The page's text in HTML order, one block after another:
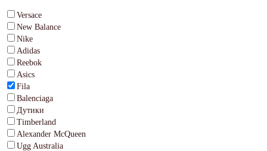
Versace
New Balance
Nike
Adidas
Reebok
Asics
Fila
Balenciaga
Дутики
Timberland
Alexander McQueen
Ugg Australia